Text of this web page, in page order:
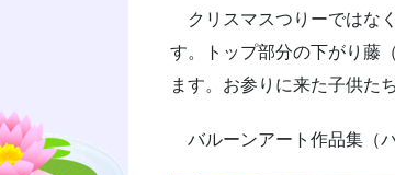
クリスマスつりーではな
す。トップ部分の下がり藤
ます。お参りに来た子供た
バルーンアート作品集（